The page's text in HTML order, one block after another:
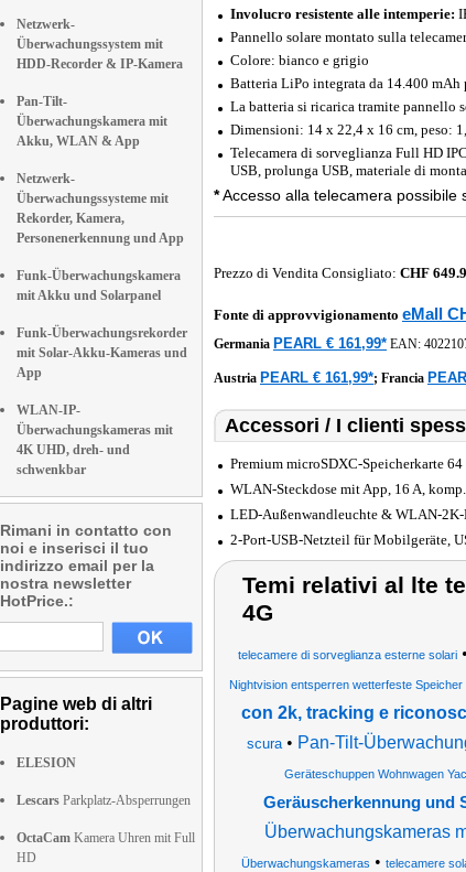
Netzwerk-
Überwachungssystem mit
HDD-Recorder & IP-Kamera
Pan-Tilt-
Überwachungskamera mit
Akku, WLAN & App
Netzwerk-
Überwachungssysteme mit
Rekorder, Kamera,
Personenerkennung und App
Funk-Überwachungskamera
mit Akku und Solarpanel
Funk-Überwachungsrekorder
mit Solar-Akku-Kameras und
App
WLAN-IP-
Überwachungskameras mit
4K UHD, dreh- und
schwenkbar
Rimani in contatto con
noi e inserisci il tuo
indirizzo email per la
nostra newsletter
HotPrice.:
Pagine web di altri
produttori:
ELESION
Lescars Parkplatz-Absperrungen
OctaCam Kamera Uhren mit Full
HD
Involucro resistente alle intemperie:
Pannello solare montato sulla
Colore: bianco e grigio
Batteria LiPo integrata da 14.400 mAh
La batteria si ricarica tramite pannello
Dimensioni: 14 x 22,4 x 16 cm, peso:
Telecamera di sorveglianza Full HD
USB, prolunga USB, materiale di
*Accesso alla telecamera possibile
Prezzo di Vendita Consigliato: CHF
Fonte di approvvigionamento eMall
Germania PEARL € 161,99* EAN:
Austria PEARL € 161,99*; Francia
Accessori / I clienti
Premium microSDXC-Speicherkarte
WLAN-Steckdose mit App, 16 A,
LED-Außenwandleuchte & WLAN-2K-
2-Port-USB-Netzteil für Mobilgeräte,
Temi relativi al lte
4G
telecamere di sorveglianza esterne solari •
Nightvision entsperren wetterfeste Speicher
con 2k, tracking e
scura • Pan-Tilt-
Geräteschuppen Wohnwagen
Geräuscherkennung und
Überwachungskameras
Überwachungskameras • telecamere